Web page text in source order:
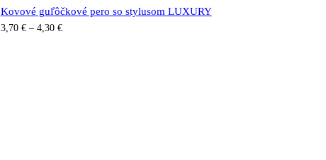
Kovové guľôčkové pero so stylusom LUXURY
3,70 €– 4,30 €